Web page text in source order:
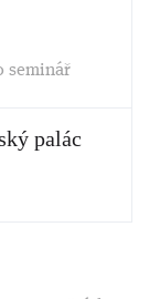
seminář
palác